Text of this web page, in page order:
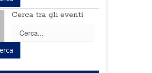
Cerca tra gli eventi